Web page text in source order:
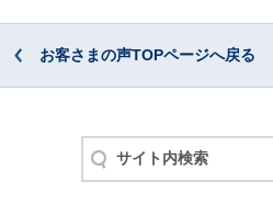
お客さまの声TOPページへ戻る